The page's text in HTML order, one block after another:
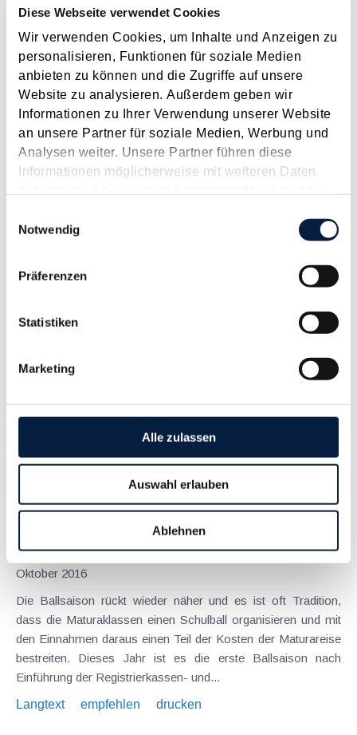
Diese Webseite verwendet Cookies
Wir verwenden Cookies, um Inhalte und Anzeigen zu
personalisieren, Funktionen für soziale Medien
anbieten zu können und die Zugriffe auf unsere
Website zu analysieren. Außerdem geben wir
Informationen zu Ihrer Verwendung unserer Website
an unsere Partner für soziale Medien, Werbung und
Analysen weiter. Unsere Partner führen diese
Informationen möglicherweise mit weiteren Daten
gesammelt haben.
Notwendig
Präferenzen
Statistiken
Marketing
Alle zulassen
Auswahl erlauben
Ablehnen
Abänderungsanträge mitberücksichtigt, die nachfolgend
überblicksmäßig dargestellt werden....
Langtext
empfehlen drucken
Steuerliche Vorhaben der neuen Bundesregierung
April 2025
Ende Februar hat die neue Bundesregierung ihr
Regierungsprogramm (2025-2029) präsentiert. Die
steuerlichen Vorhaben und Ziele sind wie erwartet auch von
dieser Ausgabe . Darüber hinaus sind auch Erleichterungen,
Langtext
empfehlen
Sicherheitstechnische Anforderungen an
Oktober 2016
kleinen Unternehmen und „Selbständigen“ für große Aufregung
gesorgt. Die Umstellung von Abläufen im Unternehmen ist
allerdings noch nicht vorbei, da spätestens ab 1. April 2017
Langtext
empfehlen drucken
Steuerliche Behandlung von Maturabällen
Oktober 2016
Die Ballsaison rückt wieder näher und es ist oft Tradition,
dass die Maturaklassen einen Schulball organisieren und mit
den Einnahmen daraus einen Teil der Kosten der Maturareise
bestreiten. Dieses Jahr ist es die erste Ballsaison nach
Einführung der Registrierkassen- und...
Langtext
empfehlen drucken